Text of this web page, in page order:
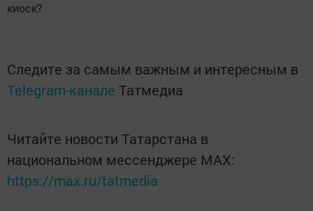
киоск?
Следите за самым важным и интересным в
Telegram-канале Татмедиа
Читайте новости Татарстана в
национальном мессенджере MАХ:
https://max.ru/tatmedia